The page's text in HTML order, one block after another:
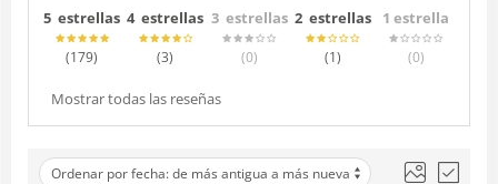
5 estrellas
(179)
4 estrellas
(3)
3 estrellas
(0)
2 estrellas
(1)
1 estrella
(0)
Mostrar todas las reseñas
Ordenar por fecha: de más antigua a más nueva